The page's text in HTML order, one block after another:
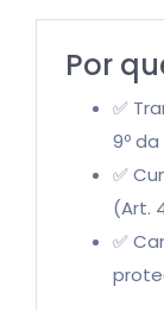
Por
✅
9º da
✅
(Art.
✅